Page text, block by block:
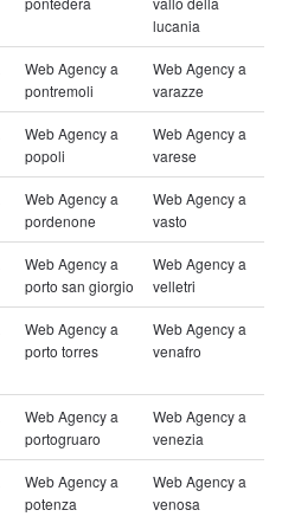
lucania
Web Agency a
pontremoli
Web Agency a
varazze
Web Agency a
popoli
Web Agency a
varese
Web Agency a
pordenone
Web Agency a
vasto
Web Agency a
porto san giorgio
Web Agency a
velletri
Web Agency a
porto torres
Web Agency a
venafro
Web Agency a
portogruaro
Web Agency a
venezia
Web Agency a
potenza
Web Agency a
venosa